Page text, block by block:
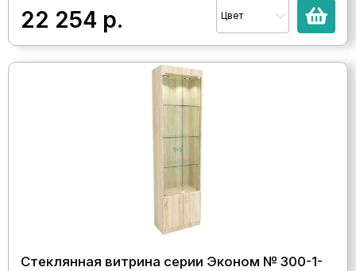
22 254 р. Цвет
Стеклянная витрина серии Эконом № 300-1-